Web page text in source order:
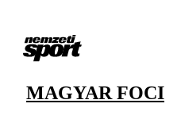
MAGYAR FOCI